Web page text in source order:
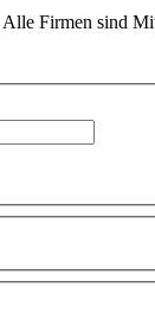
Alle Firmen sind